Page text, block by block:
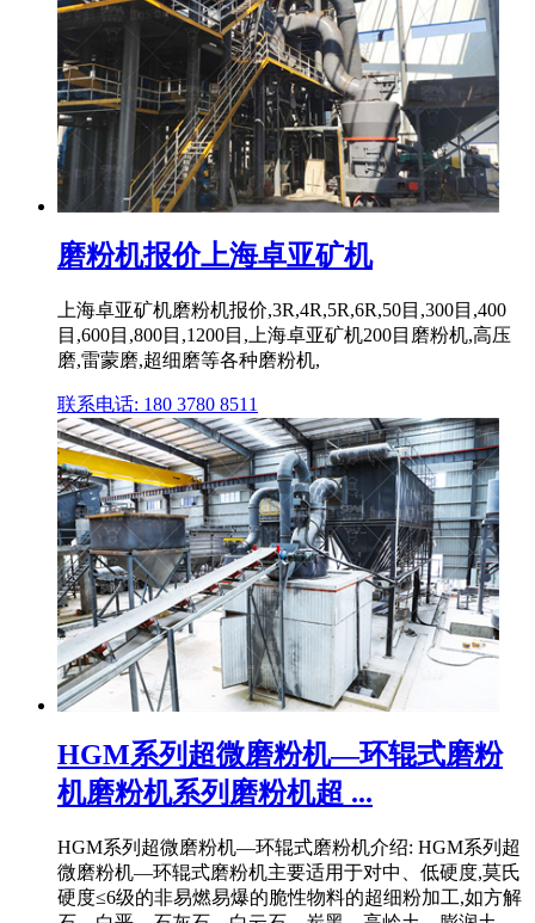
磨粉机报价上海卓亚矿机
上海卓亚矿机磨粉机报价,3R,4R,5R,6R,50目,300目,400
目,600目,800目,1200目,上海卓亚矿机200目磨粉机,高压
磨,雷蒙磨,超细磨等各种磨粉机,
联系电话: 180 3780 8511
HGM系列超微磨粉机—环辊式磨粉
机磨粉机系列磨粉机超 ...
HGM系列超微磨粉机—环辊式磨粉机介绍: HGM系列超
微磨粉机—环辊式磨粉机主要适用于对中、低硬度,莫氏
硬度≤6级的非易燃易爆的脆性物料的超细粉加工,如方解